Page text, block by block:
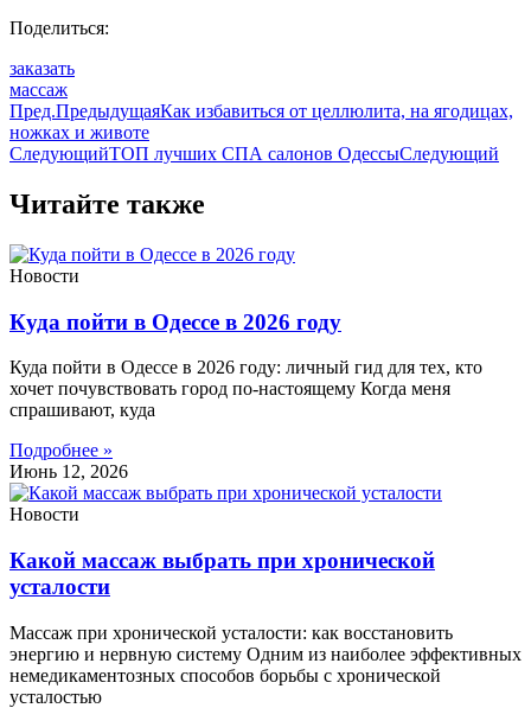
Поделиться:
заказать
массаж
Пред.ПредыдущаяКак избавиться от целлюлита, на ягодицах,
ножках и животе
СледующийТОП лучших СПА салонов ОдессыСледующий
Читайте также
Новости
Куда пойти в Одессе в 2026 году
Куда пойти в Одессе в 2026 году: личный гид для тех, кто
хочет почувствовать город по-настоящему Когда меня
спрашивают, куда
Подробнее »
Июнь 12, 2026
Новости
Какой массаж выбрать при хронической
усталости
Массаж при хронической усталости: как восстановить
энергию и нервную систему Одним из наиболее эффективных
немедикаментозных способов борьбы с хронической
усталостью